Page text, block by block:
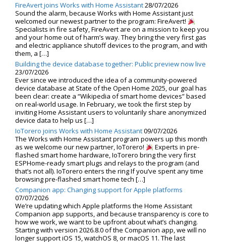
FireAvert joins Works with Home Assistant28/07/2026
Sound the alarm, because Works with Home Assistant just
welcomed our newest partner to the program: FireAvert!
Specialists in fire safety, FireAvert are on a mission to keep you
and your home out of harm’s way. They bring the very first gas
and electric appliance shutoff devices to the program, and with
them, a […]
Building the device database together: Public preview now live
23/07/2026
Ever since we introduced the idea of a community-powered
device database at State of the Open Home 2025, our goal has
been clear: create a “Wikipedia of smart home devices” based
on real-world usage. In February, we took the first step by
inviting Home Assistant users to voluntarily share anonymized
device data to help us […]
IoTorero joins Works with Home Assistant09/07/2026
The Works with Home Assistant program powers up this month
as we welcome our new partner, IoTorero!
Experts in pre-
flashed smart home hardware, IoTorero bring the very first
ESPHome-ready smart plugs and relays to the program (and
that’s not all). IoTorero enters the ring If you’ve spent any time
browsing pre-flashed smart home tech […]
Companion app: Changing support for Apple platforms
07/07/2026
We’re updating which Apple platforms the Home Assistant
Companion app supports, and because transparency is core to
how we work, we want to be upfront about what’s changing.
Starting with version 2026.8.0 of the Companion app, we will no
longer support iOS 15, watchOS 8, or macOS 11. The last